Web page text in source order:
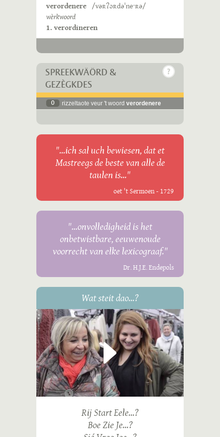
verordenere /vəʀʔɔʀdəˈneˑʀə/
wèrkwoord
1. verordineren
SPREEKWÄÖRD &
GEZÈGKDES
0 rizzeltaote veur 't woord verordenere
"...ich sal uch bewiesen, dat et
Mastreegs de beste van alle de
taulen is..."
oet 't Sermoen - 1729
"...onvolledigheid is het
onbetwistbare, eeuwenoude
voorrecht van elke lexicograaf."
Dr. H.J.E. Endepols
Wat steit dao...?
Rij Start Eele...?
Boe Zie Je...?